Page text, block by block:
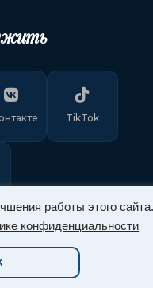
работы этого сайта.
конфиденциальности
TikTok